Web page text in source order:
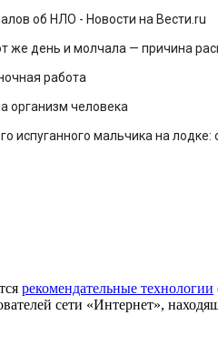
об НЛО - Новости на Вести.ru
же день и молчала — причина
работа
организм человека
мальчика на лодке:
рекомендательные технологии
сети «Интернет»,